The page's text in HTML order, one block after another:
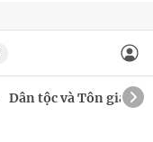
Dân tộc và Tôn giáo